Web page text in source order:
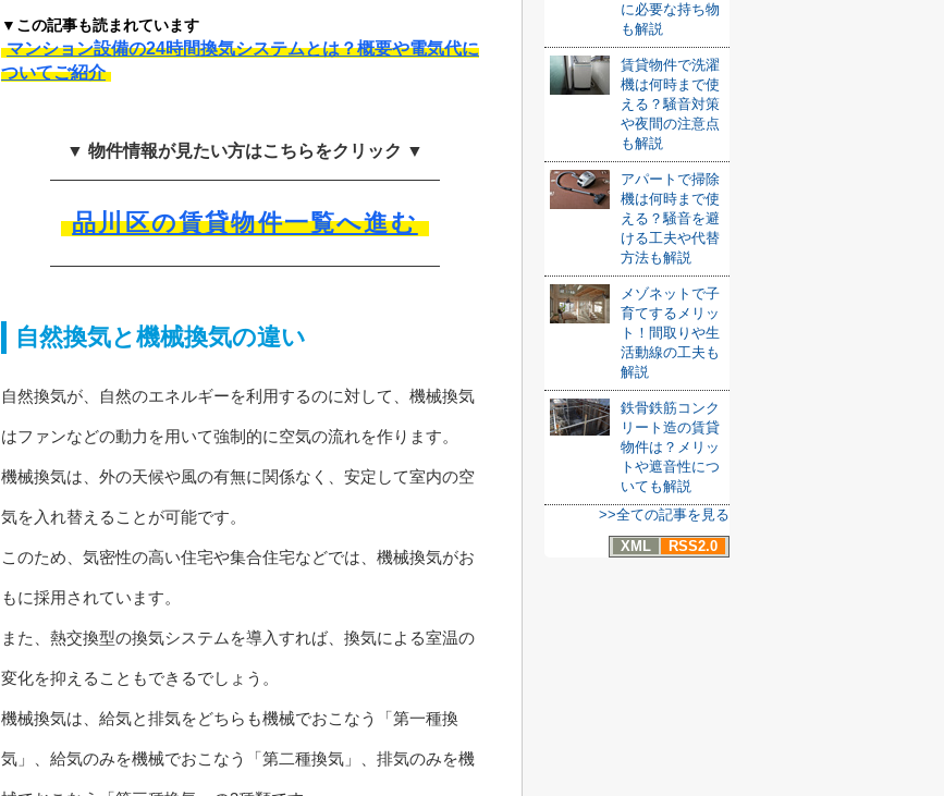
▼この記事も読まれています
マンション設備の24時間換気システムとは？概要や電気代に
ついてご紹介
▼ 物件情報が見たい方はこちらをクリック ▼
品川区の賃貸物件一覧へ進む
自然換気と機械換気の違い
自然換気が、自然のエネルギーを利用するのに対して、機械換気
はファンなどの動力を用いて強制的に空気の流れを作ります。
機械換気は、外の天候や風の有無に関係なく、安定して室内の空
気を入れ替えることが可能です。
このため、気密性の高い住宅や集合住宅などでは、機械換気がお
もに採用されています。
また、熱交換型の換気システムを導入すれば、換気による室温の
変化を抑えることもできるでしょう。
機械換気は、給気と排気をどちらも機械でおこなう「第一種換
気」、給気のみを機械でおこなう「第二種換気」、排気のみを機
に必要な持ち物
も解説
賃貸物件で洗濯
機は何時まで使
える？騒音対策
や夜間の注意点
も解説
アパートで掃除
機は何時まで使
える？騒音を避
ける工夫や代替
方法も解説
メゾネットで子
育てするメリッ
ト！間取りや生
活動線の工夫も
解説
鉄骨鉄筋コンク
リート造の賃貸
物件は？メリッ
トや遮音性につ
いても解説
>>全ての記事を見る
XML
RSS2.0